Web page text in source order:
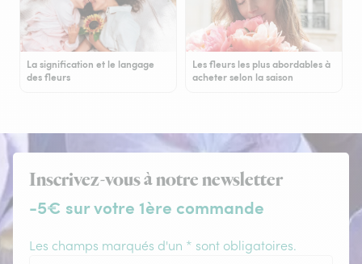
La signification et le langage
des fleurs
Les fleurs les plus abordables à
acheter selon la saison
Inscrivez-vous à notre newsletter
-5€ sur votre 1ère commande
Les champs marqués d'un * sont obligatoires.